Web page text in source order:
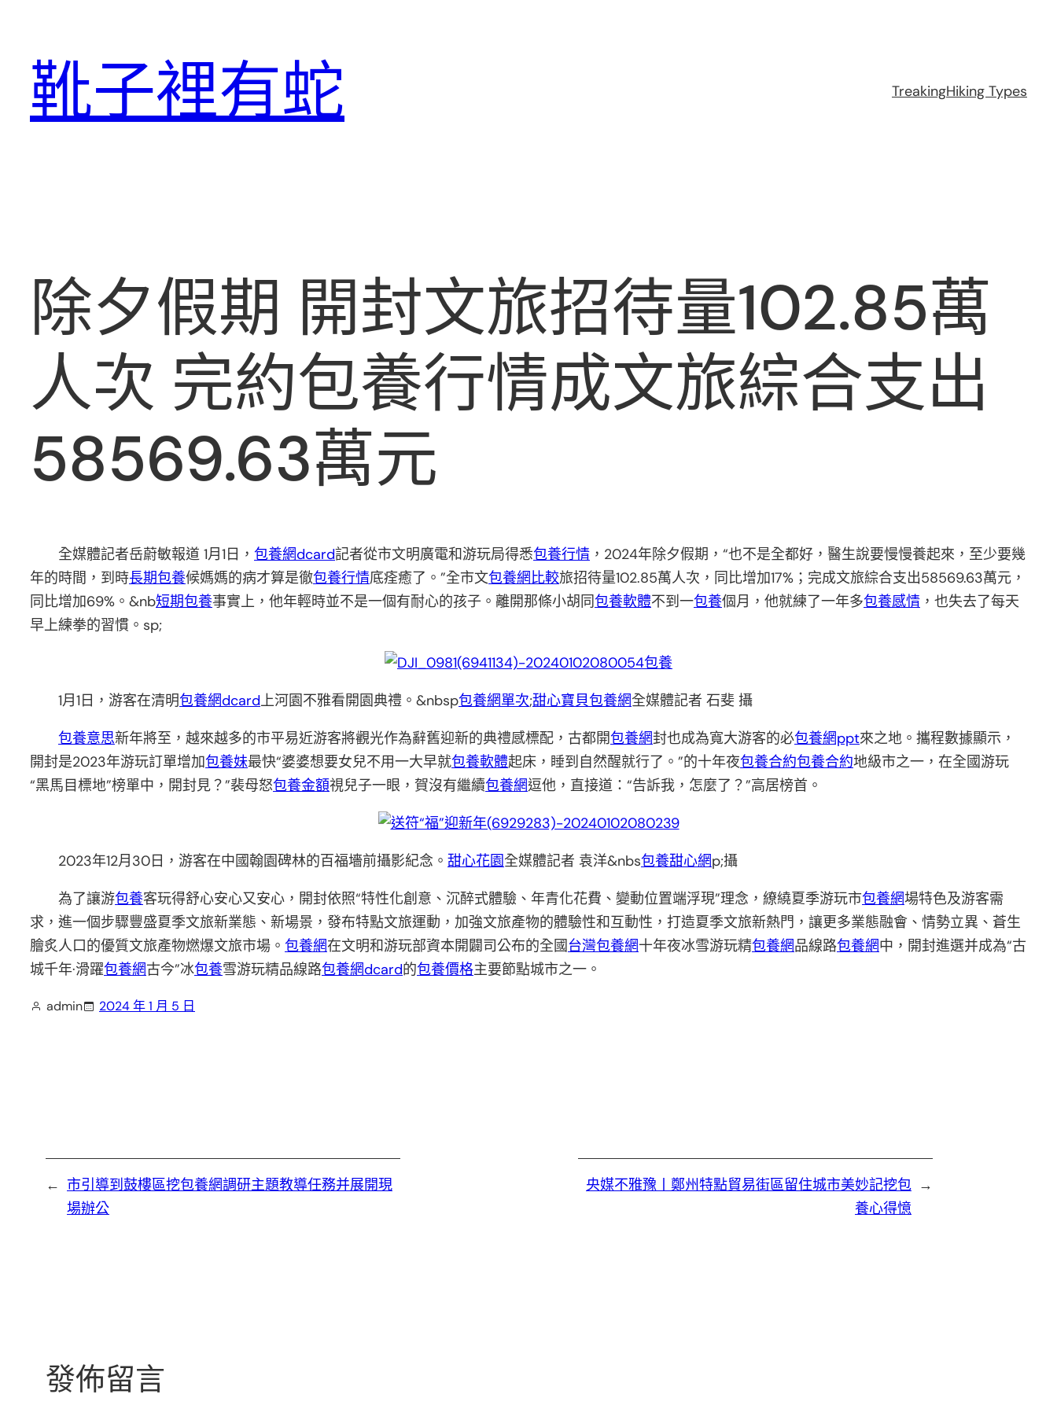
靴子裡有蛇 TreakingHiking Types
除夕假期 開封文旅招待量102.85萬
人次 完約包養行情成文旅綜合支出
58569.63萬元
全媒體記者岳蔚敏報道 1月1日， 包養網dcard記者從市文明廣電和游玩局得悉包養行情 ，2024年除夕假期，“也不是全都好，醫生說要慢慢養起來，至少要幾
年的時間，到時長期包養候媽媽的病才算是徹包養行情底痊癒了。”全市文包養網比較旅招待量102.85萬人次，同比增加17%；完成文旅綜合支出58569.63萬元，
同比增加69%。&nb短期包養事實上，他年輕時並不是一個有耐心的孩子。離開那條小胡同包養軟體不到一包養個月，他就練了一年多包養感情 ，也失去了每天
早上練拳的習慣。sp;
包養
1月1日，游客在清明包養網dcard上河園不雅看開園典禮。&nbsp包養網單次;甜心寶貝包養網全媒體記者 石斐 攝
包養意思新年將至，越來越多的市平易近游客將觀光作為辭舊迎新的典禮感標配，古都開包養網封也成為寬大游客的必包養網ppt來之地。攜程數據顯示，
開封是2023年游玩訂單增加包養妹最快“婆婆想要女兒不用一大早就包養軟體起床，睡到自然醒就行了。”的十年夜包養合約包養合約地級市之一，在全國游玩
“黑馬目標地”榜單中，開封見？”裴母怒包養金額視兒子一眼，賀沒有繼續包養網逗他，直接道：“告訴我，怎麼了？”高居榜首。
2023年12月30日，游客在中國翰園碑林的百福墻前攝影紀念。 甜心花園全媒體記者 袁洋&nbs包養甜心網p;攝
為了讓游包養客玩得舒心安心又安心，開封依照“特性化創意、沉醉式體驗、年青化花費、變動位置端浮現”理念，繚繞夏季游玩市包養網場特色及游客需
求，進一個步驟豐盛夏季文旅新業態、新場景，發布特點文旅運動，加強文旅產物的體驗性和互動性，打造夏季文旅新熱門，讓更多業態融會、情勢立異、蒼生
膾炙人口的優質文旅產物燃爆文旅市場。 包養網在文明和游玩部資本開闢司公布的全國台灣包養網十年夜冰雪游玩精包養網品線路包養網中，開封進選并成為“古
城千年·滑躍包養網古今”冰包養雪游玩精品線路包養網dcard的包養價格主要節點城市之一。
admin 2024 年 1 月 5 日
← 市引導到鼓樓區挖包養網調研主題教導任務并展開現
場辦公
→
央媒不雅豫丨鄭州特點貿易街區留住城市美妙記挖包
養心得憶
發佈留言